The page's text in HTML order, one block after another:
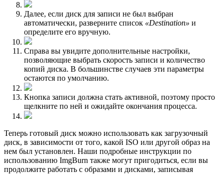
Далее, если диск для записи не был выбран
автоматически, разверните список «Destination» и
определите его вручную.
Справа вы увидите дополнительные настройки,
позволяющие выбрать скорость записи и количество
копий диска. В большинстве случаев эти параметры
остаются по умолчанию.
Кнопка записи должна стать активной, поэтому просто
щелкните по ней и ожидайте окончания процесса.
Теперь готовый диск можно использовать как загрузочный
диск, в зависимости от того, какой ISO или другой образ на
нем был установлен. Наши подробные инструкции по
использованию ImgBurn также могут пригодиться, если вы
продолжите работать с образами и дисками, записывая